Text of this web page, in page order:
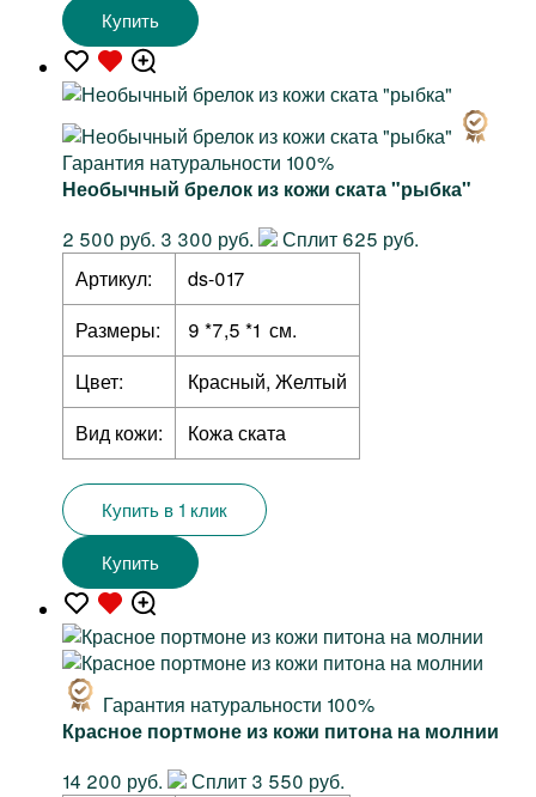
Купить
Гарантия натуральности 100%
Необычный брелок из кожи ската "рыбка"
2 500 руб. 3 300 руб.
Сплит 625 руб.
Артикул:
ds-017
Размеры:
9 *7,5 *1 см.
Цвет:
Красный, Желтый
Вид кожи:
Кожа ската
Купить в 1 клик
Купить
Гарантия натуральности 100%
Красное портмоне из кожи питона на молнии
14 200 руб.
Сплит 3 550 руб.